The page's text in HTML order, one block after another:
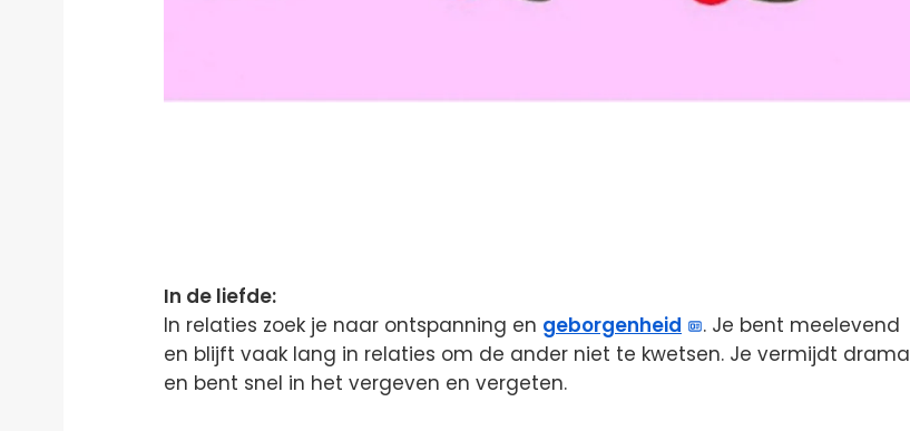
In de liefde:
In relaties zoek je naar ontspanning en geborgenheid
. Je bent meelevend
en blijft vaak lang in relaties om de ander niet te kwetsen. Je vermijdt drama
en bent snel in het vergeven en vergeten.